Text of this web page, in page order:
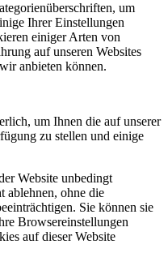
um
Ihrer Einstellungen
einiger Arten von
auf unseren Websites
anbieten können.
um Ihnen die auf unserer
zu stellen und einige
Website unbedingt
ablehnen, ohne die
Sie können sie
Browsereinstellungen
auf dieser Website